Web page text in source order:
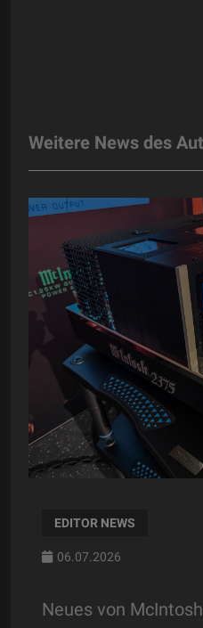
Weitere News des
EDITOR NEWS
06.07.2026
Neues von